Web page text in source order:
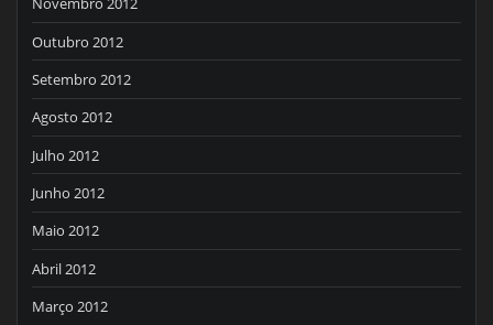
Outubro 2012
Setembro 2012
Agosto 2012
Julho 2012
Junho 2012
Maio 2012
Abril 2012
Março 2012